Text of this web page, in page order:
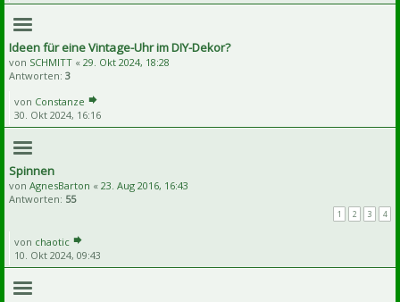
Ideen für eine Vintage-Uhr im DIY-Dekor?
von SCHMITT « 29. Okt 2024, 18:28
Antworten: 3
von Constanze
30. Okt 2024, 16:16
Spinnen
von AgnesBarton « 23. Aug 2016, 16:43
Antworten: 55
1 2 3 4
von chaotic
10. Okt 2024, 09:43